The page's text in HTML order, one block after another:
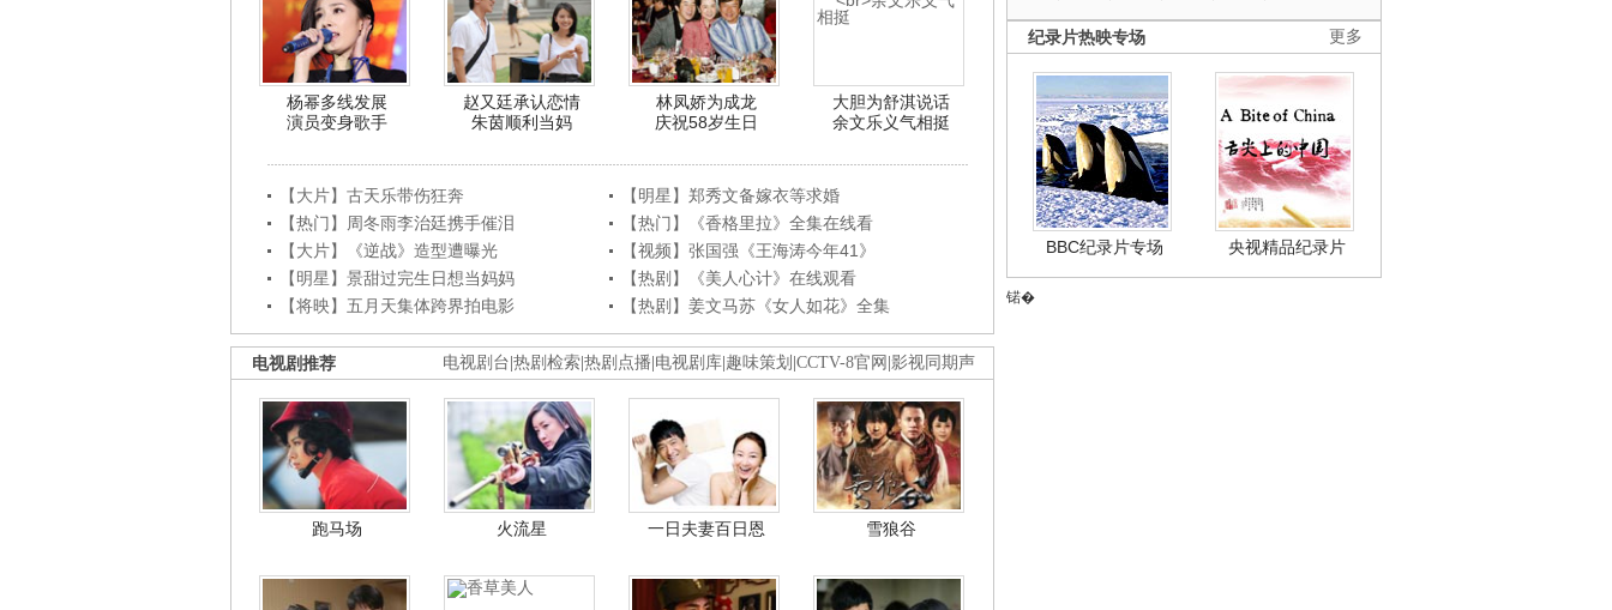
杨幂多线发展
演员变身歌手
赵又廷承认恋情
朱茵顺利当妈
林凤娇为成龙
庆祝58岁生日
大胆为舒淇说话
余文乐义气相挺
【大片】古天乐带伤狂奔
【明星】郑秀文备嫁衣等求婚
【热门】周冬雨李治廷携手催泪
【热门】《香格里拉》全集在线看
【大片】《逆战》造型遭曝光
【视频】张国强《王海涛今年41》
【明星】景甜过完生日想当妈妈
【热剧】《美人心计》在线观看
【将映】五月天集体跨界拍电影
【热剧】姜文马苏《女人如花》全集
电视剧台 热剧检索 热剧点播 电视剧库 趣味策划 CCTV-8官网 影视同期声
电视剧推荐
跑马场 火流星 一日夫妻百日恩 雪狼谷
更多
纪录片热映专场
BBC纪录片专场 央视精品纪录片
锘�